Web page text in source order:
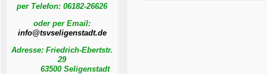
per Telefon:06182-26626
oder per Email:
Adresse: Friedrich-Ebertstr.
29
63500 Seligenstadt